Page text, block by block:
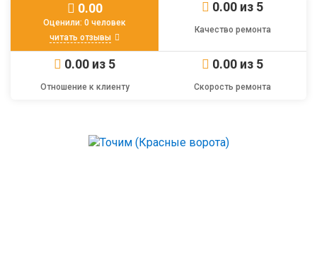
0.00
Оценили: 0 человек
читать отзывы
0.00 из 5
Качество ремонта
0.00 из 5
Отношение к клиенту
0.00 из 5
Скорость ремонта